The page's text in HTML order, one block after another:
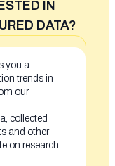
IN
DATA?
you a
trends in
our
collected
and other
on research